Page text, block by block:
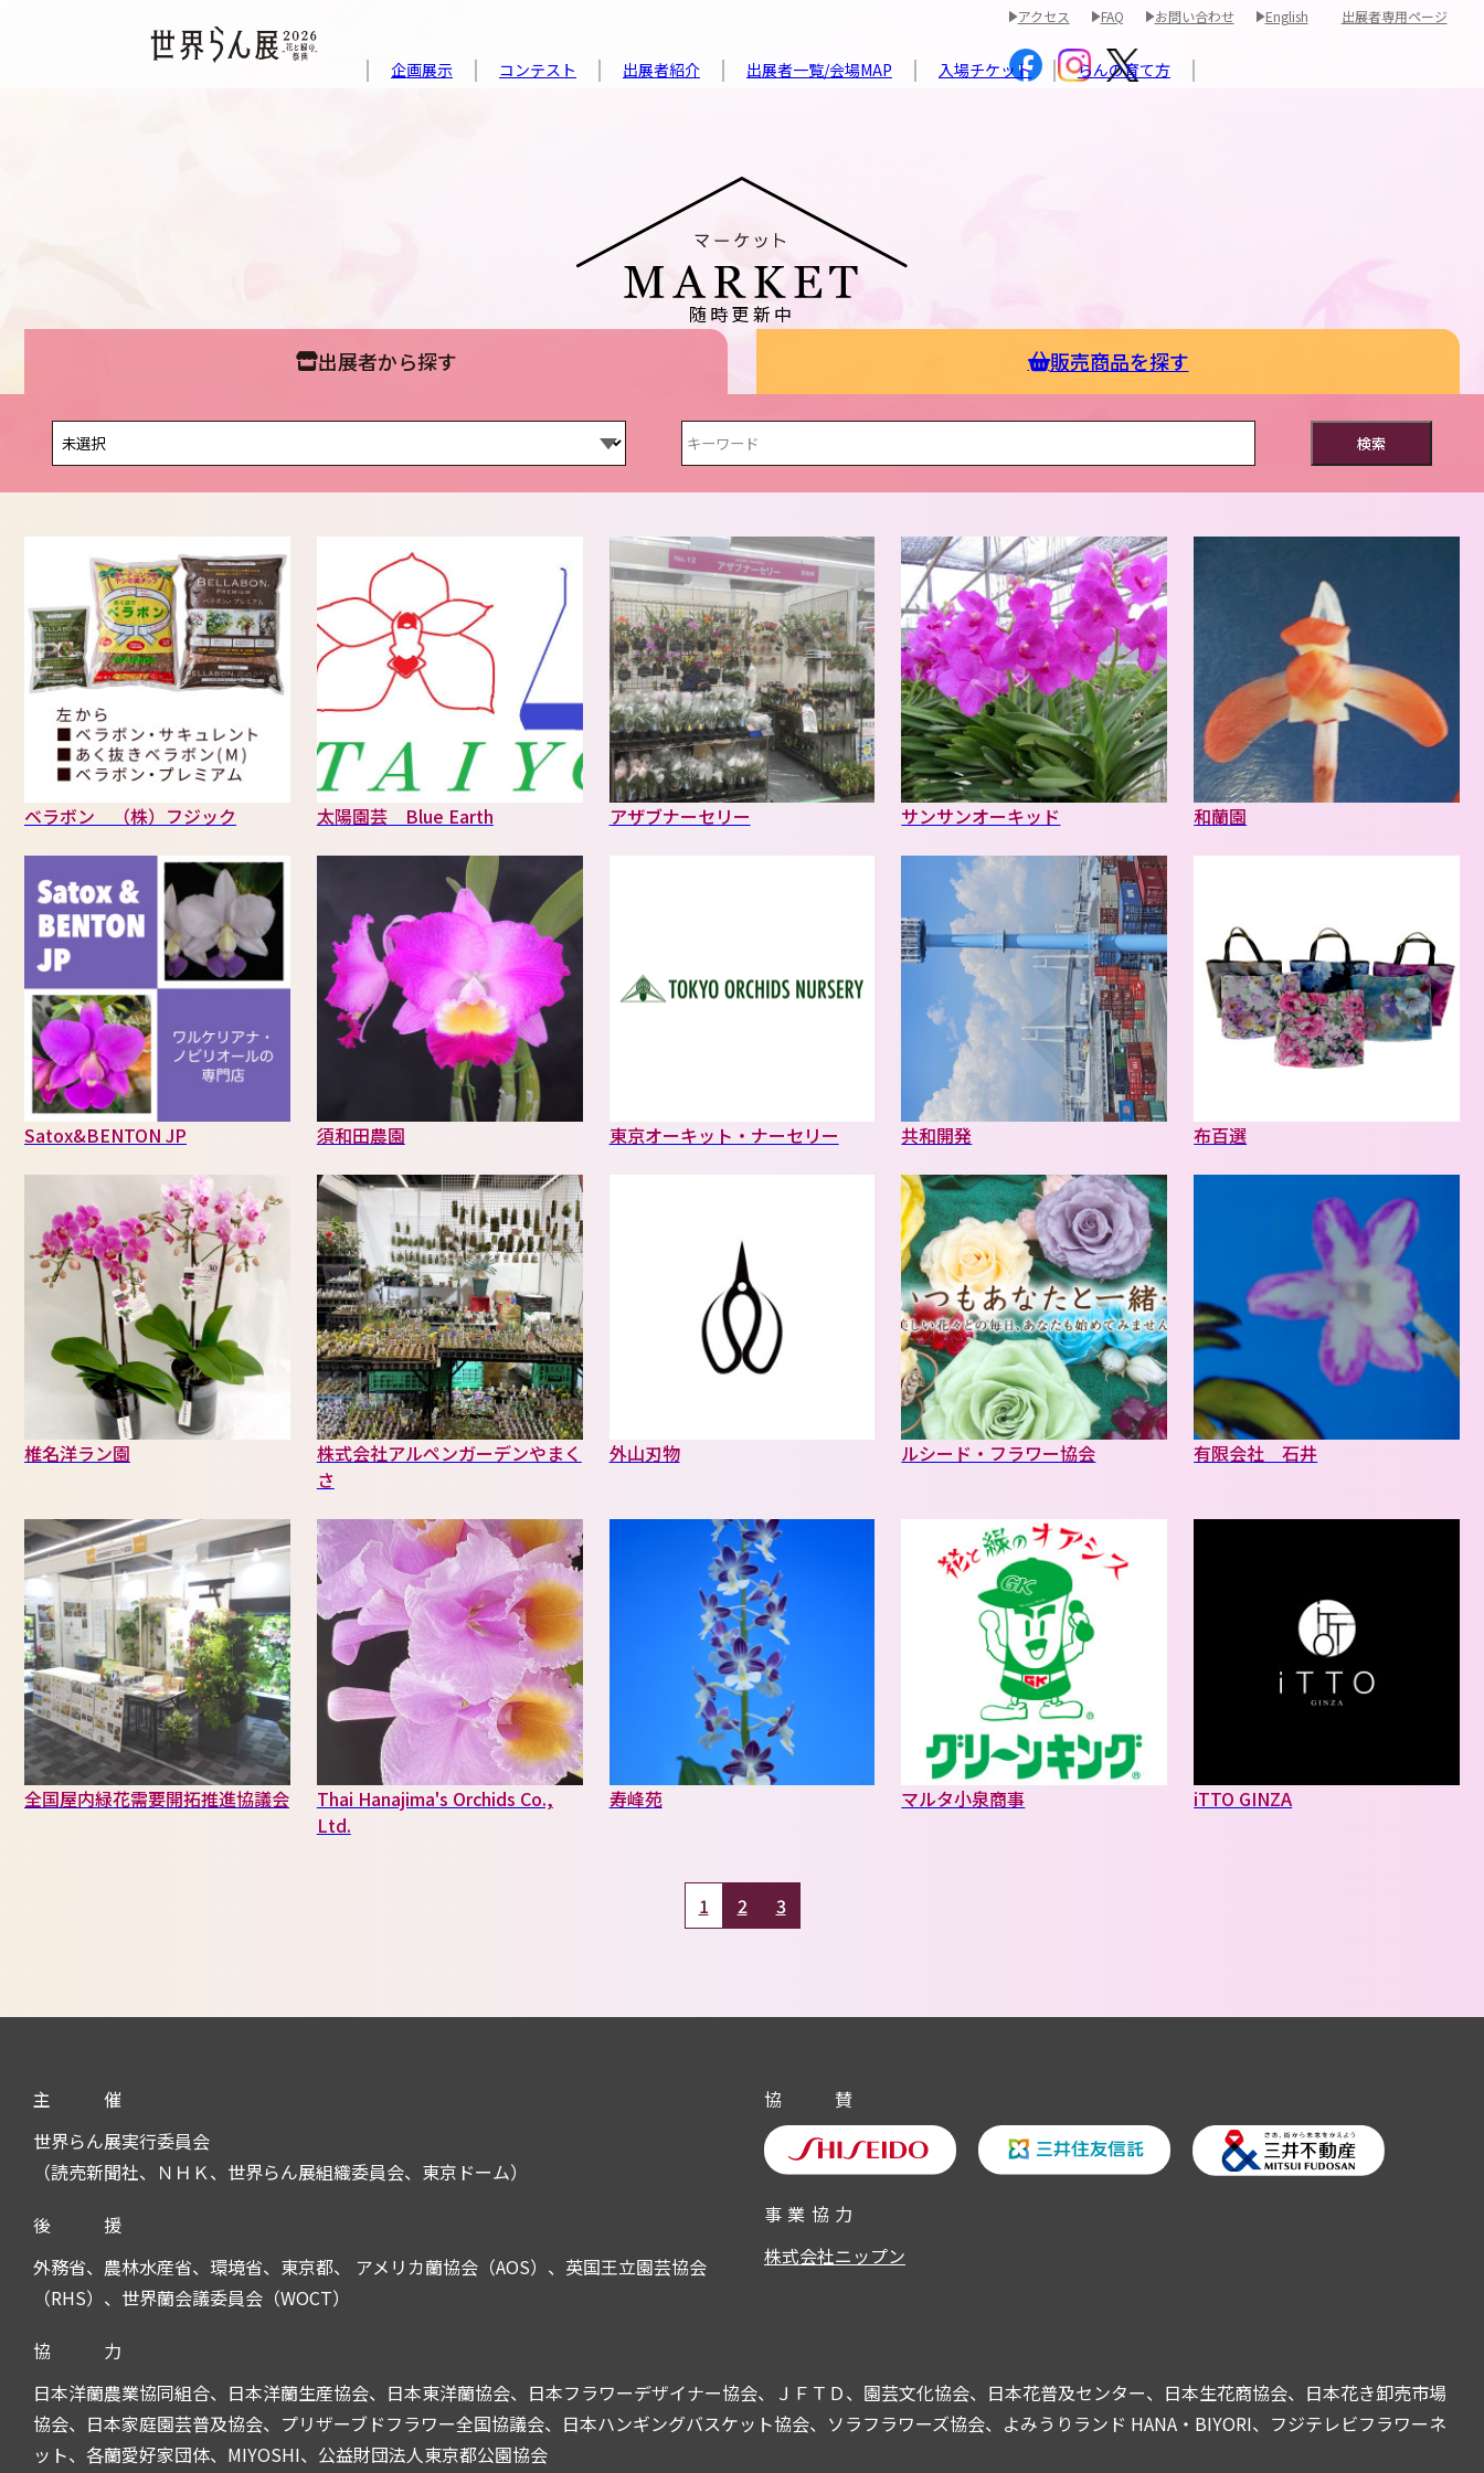
アクセス FAQ お問い合わせ English 出展者専用ページ
企画展示 コンテスト 出展者紹介 出展者一覧/会場MAP 入場チケット らんの育て方
随時更新中
出展者から探す 販売商品を探す
検索
ベラボン （株）フジック 太陽園芸 Blue Earth アザブナーセリー サンサンオーキッド 和蘭園
Satox&BENTON JP 須和田農園 東京オーキット・ナーセリー 共和開発 布百選
椎名洋ラン園
株式会社アルペンガーデンやまく
さ
外山刃物 ルシード・フラワー協会 有限会社 石井
全国屋内緑花需要開拓推進協議会
Thai Hanajima's Orchids Co.,
Ltd.
寿峰苑 マルタ小泉商事 iTTO GINZA
1 2 3
主
催
世界らん展実行委員会
（読売新聞社、ＮＨＫ、世界らん展組織委員会、東京ドーム）
後
援
外務省、農林水産省、環境省、東京都、 アメリカ蘭協会（AOS）、英国王立園芸協会
（RHS）、世界蘭会議委員会（WOCT）
協 賛
事 業 協 力
株式会社ニップン
協
力
日本洋蘭農業協同組合、日本洋蘭生産協会、日本東洋蘭協会、日本フラワーデザイナー協会、ＪＦＴＤ、園芸文化協会、日本花普及センター、日本生花商協会、日本花き卸売市場
協会、日本家庭園芸普及協会、プリザーブドフラワー全国協議会、日本ハンギングバスケット協会、ソラフラワーズ協会、よみうりランド HANA・BIYORI、フジテレビフラワーネ
ット、各蘭愛好家団体、MIYOSHI、公益財団法人東京都公園協会